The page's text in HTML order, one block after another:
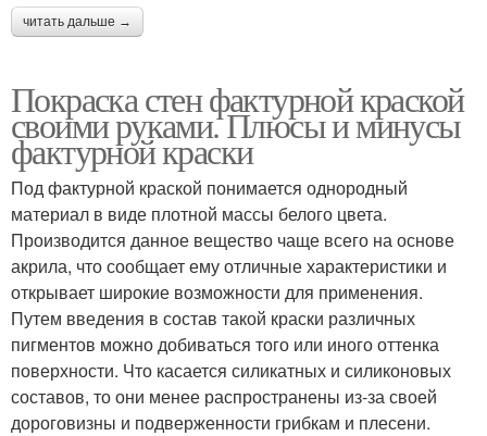
читать дальше →
Покраска стен фактурной краской
своими руками. Плюсы и минусы
фактурной краски
Под фактурной краской понимается однородный
материал в виде плотной массы белого цвета.
Производится данное вещество чаще всего на основе
акрила, что сообщает ему отличные характеристики и
открывает широкие возможности для применения.
Путем введения в состав такой краски различных
пигментов можно добиваться того или иного оттенка
поверхности. Что касается силикатных и силиконовых
составов, то они менее распространены из-за своей
дороговизны и подверженности грибкам и плесени.